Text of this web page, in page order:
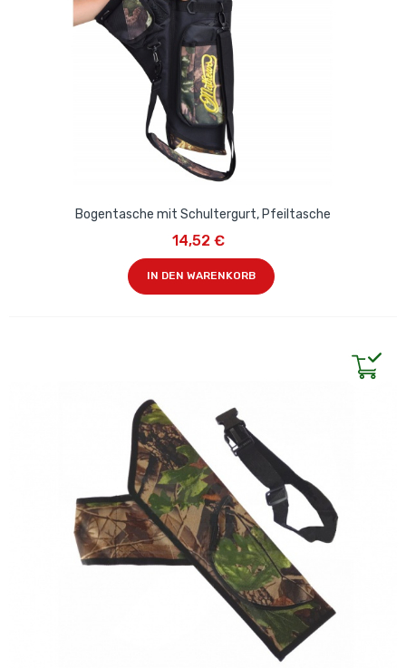
Bogentasche mit Schultergurt, Pfeiltasche
14,52 €
IN DEN WARENKORB